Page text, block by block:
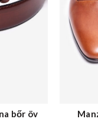
bőr öv